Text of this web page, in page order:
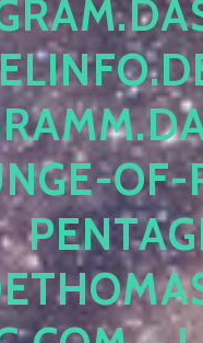
OF-